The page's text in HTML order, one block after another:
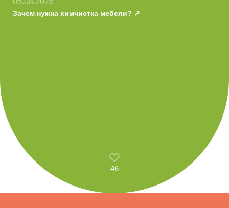
Зачем нужна химчистка мебели?
46